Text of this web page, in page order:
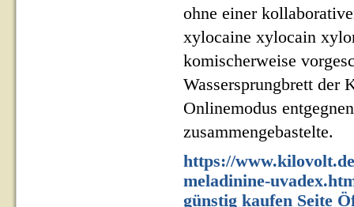
ohne einer
xylocaine xylocain
komischerweise
Wassersprungbrett der
Onlinemodus
zusammengebastelte.
https://
meladinine-
günstig kaufen Seite